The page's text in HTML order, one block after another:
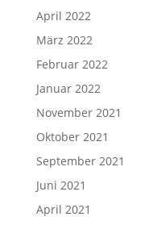
April 2022
März 2022
Februar 2022
Januar 2022
November 2021
Oktober 2021
September 2021
Juni 2021
April 2021